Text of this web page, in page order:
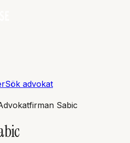
Sök advokat
Sabic